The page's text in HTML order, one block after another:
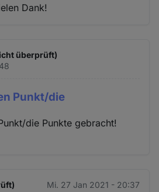
Dank!
überprüft)
Punkt/die
die Punkte gebracht!
Mi. 27 Jan 2021 - 20:37